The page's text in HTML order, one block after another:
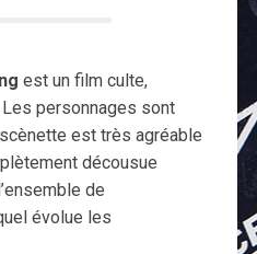
est un film culte,
personnages sont
est très agréable
décousue
de
évolue les